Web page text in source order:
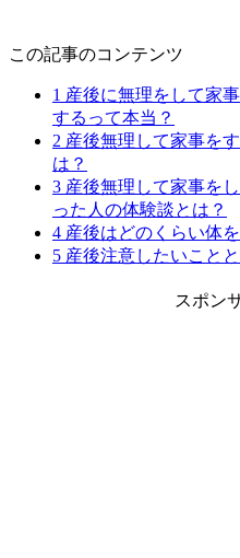
この記事のコンテンツ
1 産後に無理をして家
するって本当？
2 産後無理して家事を
は？
3 産後無理して家事を
った人の体験談とは？
4 産後はどのくらい体
5 産後注意したいこと
スポン